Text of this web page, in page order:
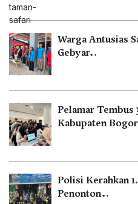
Warga Antusias
Gebyar…
Pelamar Tembus
Kabupaten
Polisi Kerahkan
Penonton…